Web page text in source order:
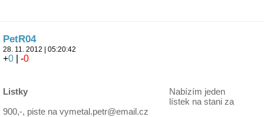
PetR04
28. 11. 2012 | 05:20:42
+0 | -0
Listky
Nabízím jeden
lístek na stani za
900,-, piste na vymetal.petr@email.cz